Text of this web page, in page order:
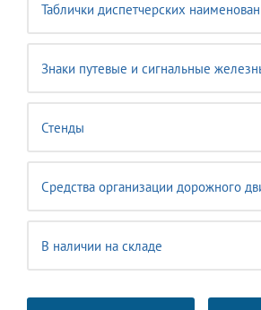
Таблички диспетчерских
Знаки путевые и сигнальные
Стенды
Средства организации дорожного
В наличии на складе